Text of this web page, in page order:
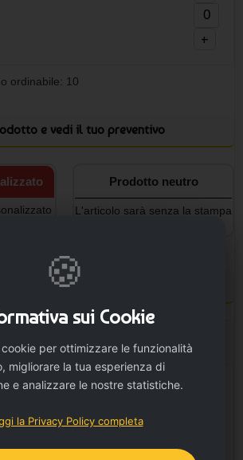
+
ordinabile: 10
e vedi il tuo preventivo
Prodotto neutro
L'articolo sarà senza la stampa
Area 2
🍪
sui Cookie
per ottimizzare le funzionalità
migliorare la tua esperienza di
e analizzare le nostre statistiche.
la Privacy Policy completa